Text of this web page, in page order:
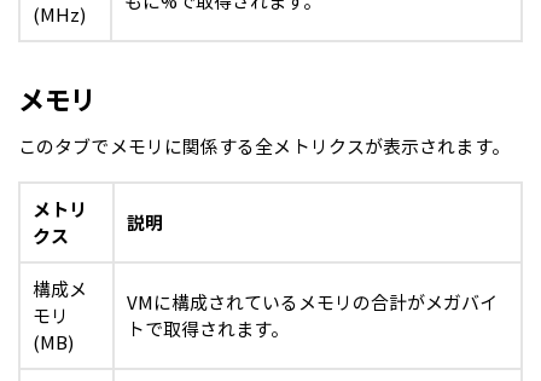
(MHz)
メモリ
このタブでメモリに関係する全メトリクスが表示されます。
メトリ
クス
説明
構成メ
モリ
(MB)
VMに構成されているメモリの合計がメガバイ
トで取得されます。